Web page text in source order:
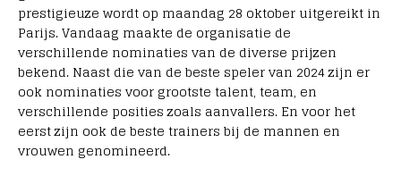
prestigieuze wordt op maandag 28 oktober uitgereikt in
Parijs. Vandaag maakte de organisatie de
verschillende nominaties van de diverse prijzen
bekend. Naast die van de beste speler van 2024 zijn er
ook nominaties voor grootste talent, team, en
verschillende posities zoals aanvallers. En voor het
eerst zijn ook de beste trainers bij de mannen en
vrouwen genomineerd.